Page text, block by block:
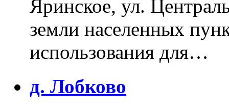
Яринское, ул.
земли населенных
использования для…
д. Лобково